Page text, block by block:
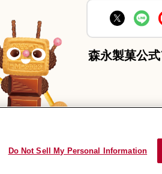
森永製菓公
Do Not Sell My Personal Information